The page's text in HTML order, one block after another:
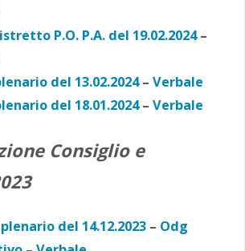
P.O. P.A. del 19.02.2024–
del 13.02.2024–Verbale
del 18.01.2024–Verbale
Consiglio e
del 14.12.2023 – Odg